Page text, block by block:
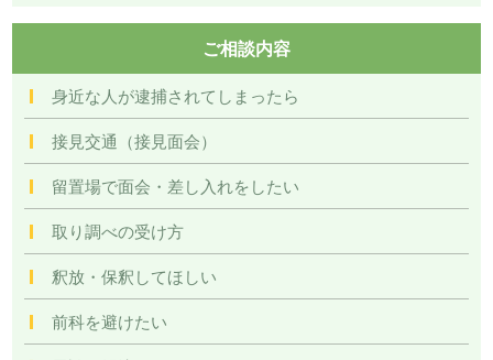
ご相談内容
身近な人が逮捕されてしまったら
接見交通（接見面会）
留置場で面会・差し入れをしたい
取り調べの受け方
釈放・保釈してほしい
前科を避けたい